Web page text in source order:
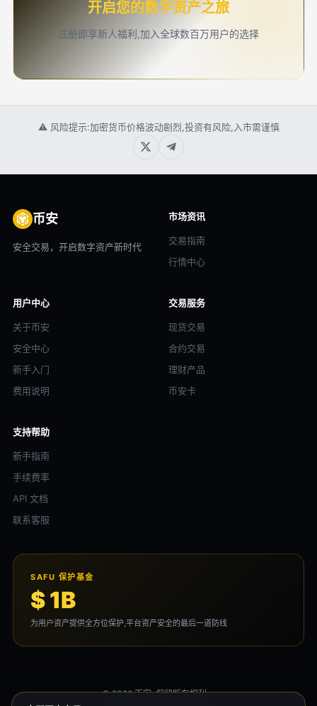
开启您的数字资产之旅
注册即享新人福利,加入全球数百万用户的选择
⚠ 风险提示:加密货币价格波动剧烈,投资有风险,入市需谨慎
币安
安全交易，开启数字资产新时代
市场资讯
交易指南
行情中心
用户中心
关于币安
安全中心
新手入门
费用说明
交易服务
现货交易
合约交易
理财产品
币安卡
支持帮助
新手指南
手续费率
API 文档
联系客服
SAFU 保护基金
$ 1B
为用户资产提供全方位保护,平台资产安全的最后一道防线
© 2026 币安. 保留所有权利。